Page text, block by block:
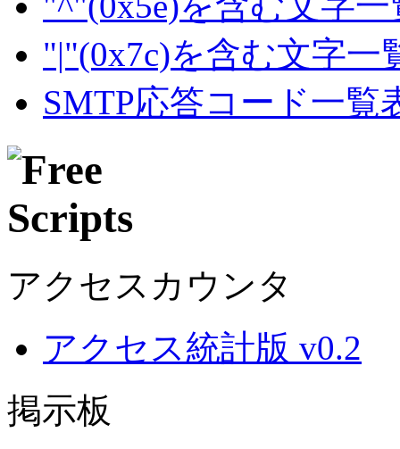
"|"(0x7c)を含む文字一
SMTP応答コード一覧
アクセスカウンタ
アクセス統計版 v0.2
掲示板